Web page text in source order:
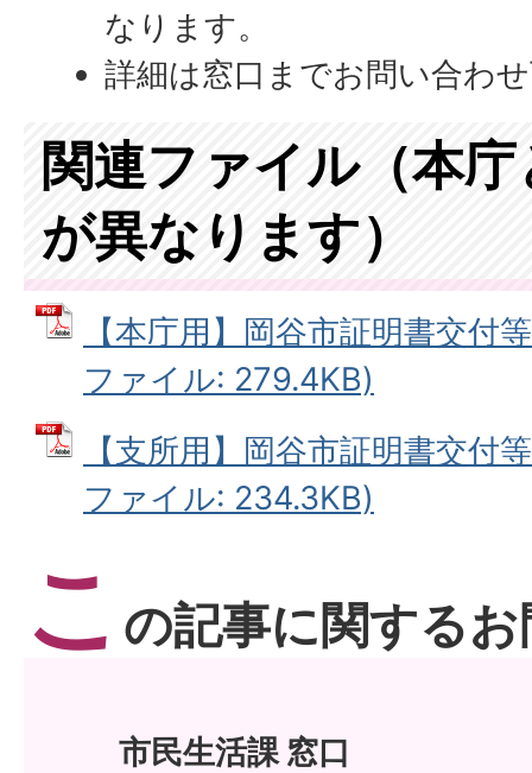
なります。
詳細は窓口までお問い合わ
関連ファイル（本
が異なります）
【本庁用】岡谷市証明書交付
ファイル: 279.4KB)
【支所用】岡谷市証明書交付
ファイル: 234.3KB)
こ の記事に関する
市民生活課 窓口